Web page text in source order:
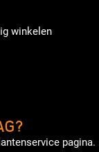
winkelen
pagina.